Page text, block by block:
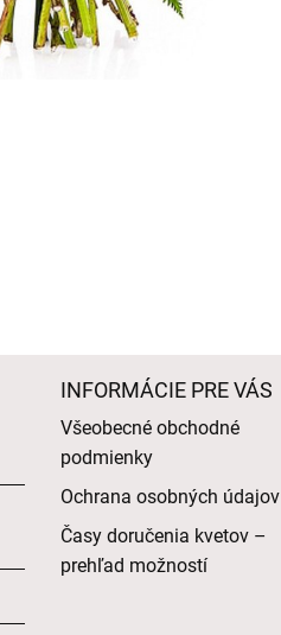
INFORMÁCIE PRE VÁS
Všeobecné obchodné
podmienky
Ochrana osobných údajov
Časy doručenia kvetov –
prehľad možností